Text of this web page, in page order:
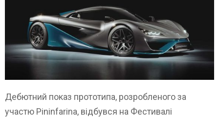
Дебютний показ прототипа, розробленого за
участю Pininfarina, відбувся на Фестивалі